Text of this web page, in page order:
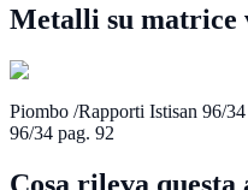
Metalli su matrice
Piombo /Rapporti Istisan 96/
96/34 pag. 92
Cosa rileva questa